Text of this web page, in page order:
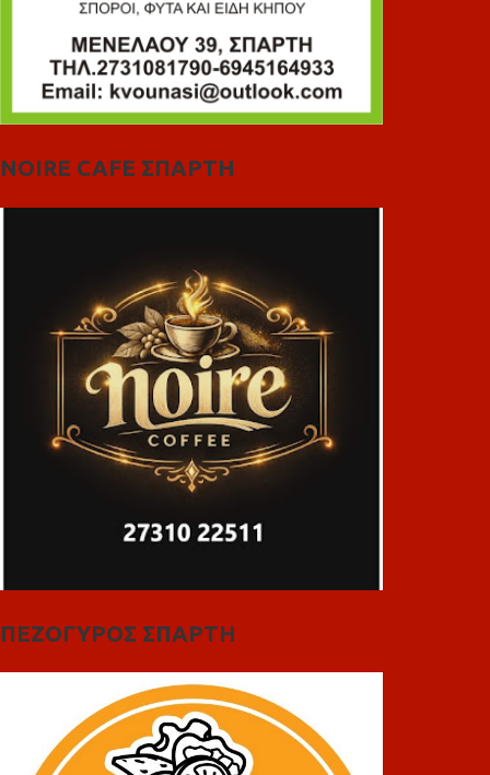
NOIRE CAFE ΣΠΑΡΤΗ
ΠΕΖΟΓΥΡΟΣ ΣΠΑΡΤΗ